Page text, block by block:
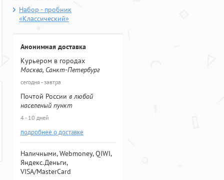
Набор - пробник
«Классический»
Анонимная доставка
Курьером в городах
Москва, Санкт-Петербург
сегодня - завтра
Почтой России в любой
населеный пункт
4 - 10 дней
подробнее о доставке
Наличными, Webmoney, QIWI,
Яндекс.Деньги,
VISA/MasterCard